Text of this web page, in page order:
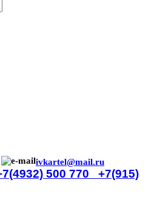
ivkartel@mail.ru
500 770 +7(915)